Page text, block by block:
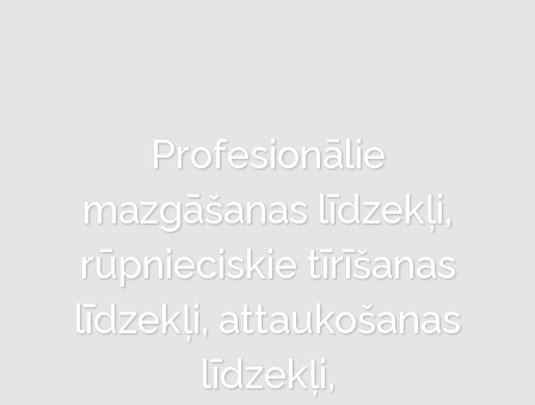
Profesionālie
mazgāšanas līdzekļi,
rūpnieciskie tīrīšanas
līdzekļi, attaukošanas
līdzekļi,